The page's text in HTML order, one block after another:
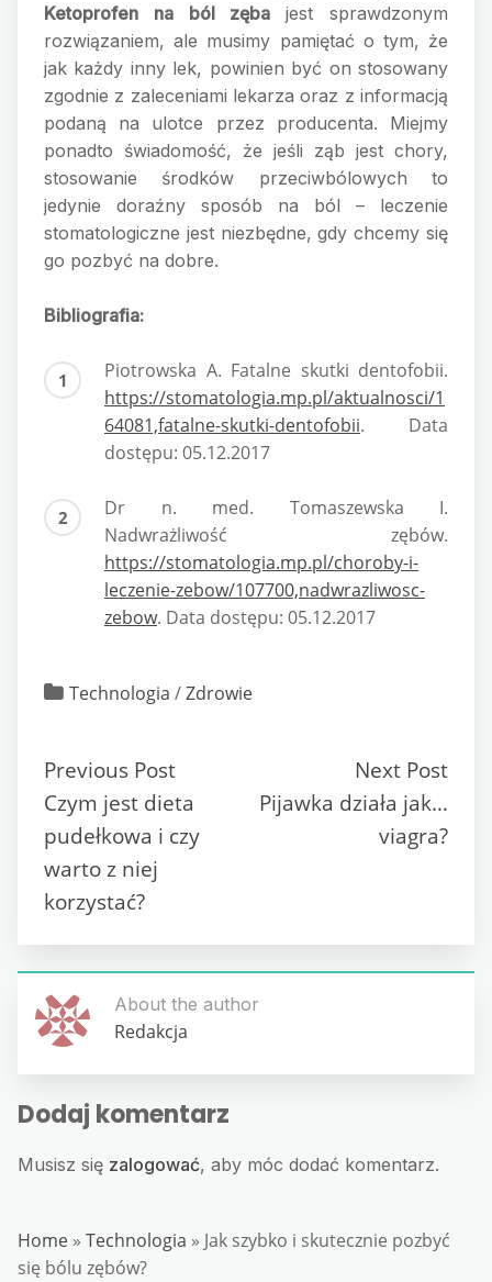
Ketoprofen na ból zębajest sprawdzonym
rozwiązaniem, ale musimy pamiętać o tym, że
jak każdy inny lek, powinien być on stosowany
zgodnie z zaleceniami lekarza oraz z informacją
podaną na ulotce przez producenta. Miejmy
ponadto świadomość, że jeśli ząb jest chory,
stosowanie środków przeciwbólowych to
jedynie doraźny sposób na ból – leczenie
stomatologiczne jest niezbędne, gdy chcemy się
go pozbyć na dobre.
Bibliografia:
Piotrowska A. Fatalne skutki dentofobii.
https://stomatologia.mp.pl/aktualnosci/1
64081,fatalne-skutki-dentofobii. Data
dostępu: 05.12.2017
Dr n. med. Tomaszewska I.
Nadwrażliwość zębów.
https://stomatologia.mp.pl/choroby-i-
leczenie-zebow/107700,nadwrazliwosc-
zebow. Data dostępu: 05.12.2017
Technologia /Zdrowie
Previous Post
Czym jest dieta
pudełkowa i czy
warto z niej
korzystać?
Next Post
Pijawka działa jak…
viagra?
About the author
Redakcja
Dodaj komentarz
Musisz się zalogować, aby móc dodać komentarz.
Home » Technologia » Jak szybko i skutecznie pozbyć
się bólu zębów?